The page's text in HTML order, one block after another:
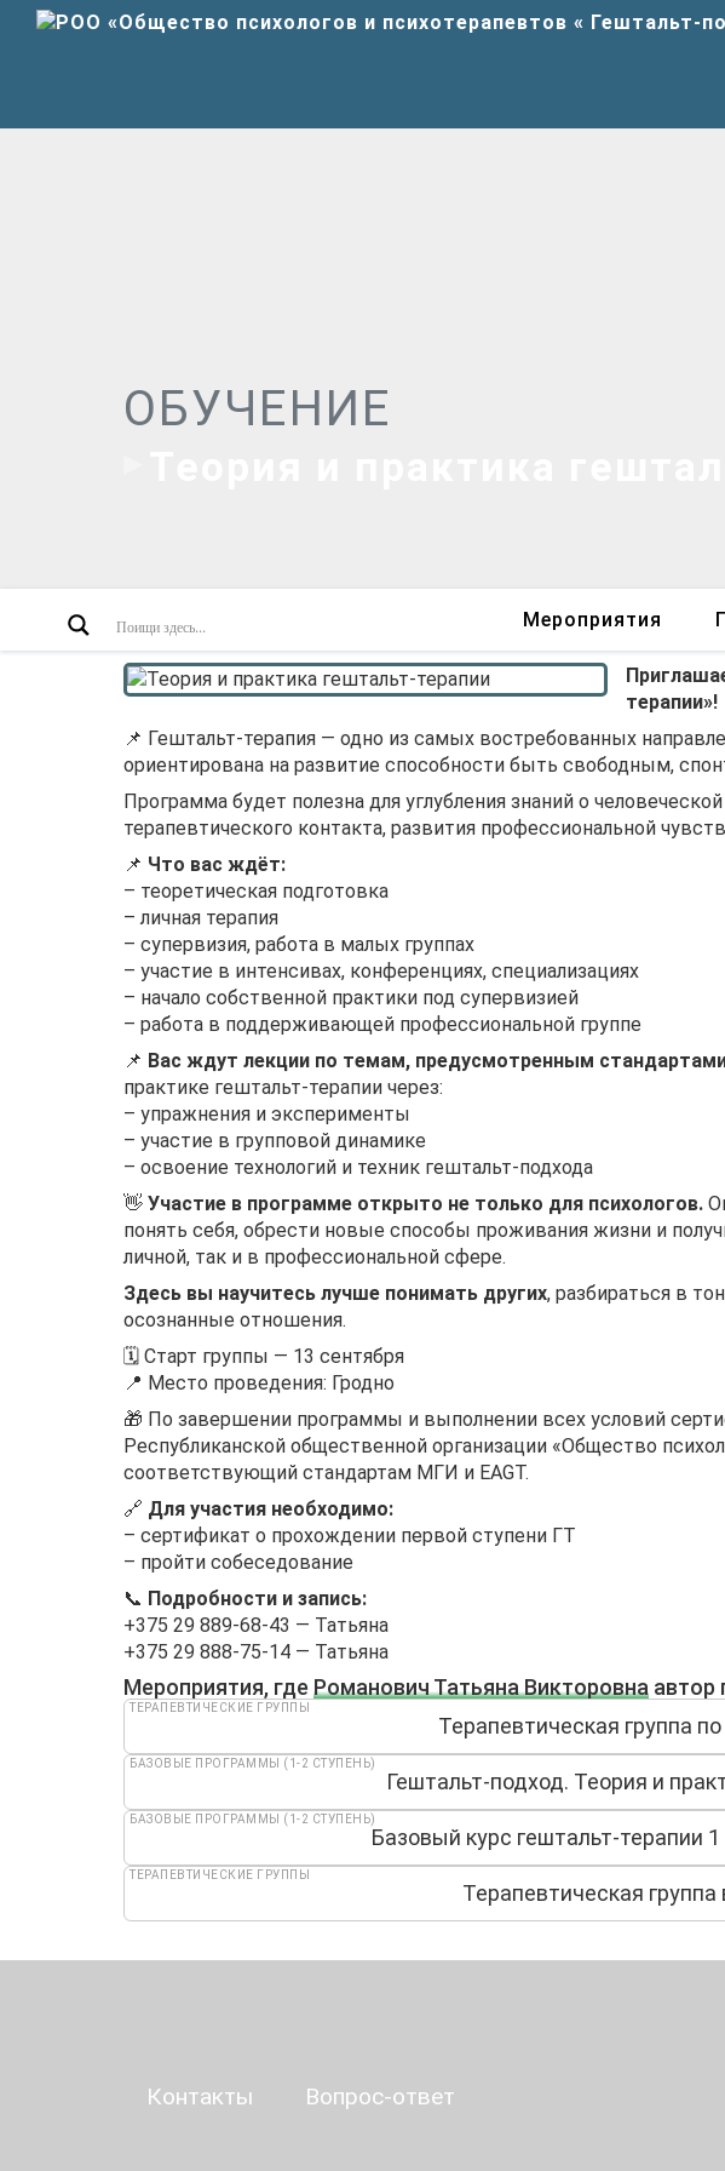
ОБУЧЕНИЕ
Мероприятия
терапии»!
📌 Гештальт-терапия — одно из самых востребованных
ориентирована на развитие способности быть свободным,
Программа будет полезна для углубления знаний о
терапевтического контакта, развития профессиональной
📌 Что вас ждёт:
– теоретическая подготовка
– личная терапия
– супервизия, работа в малых группах
– участие в интенсивах, конференциях, специализациях
– начало собственной практики под супервизией
– работа в поддерживающей профессиональной группе
📌 Вас ждут лекции по темам, предусмотренным
практике гештальт-терапии через:
– упражнения и эксперименты
– участие в групповой динамике
– освоение технологий и техник гештальт-подхода
👋 Участие в программе открыто не только для психологов.
понять себя, обрести новые способы проживания жизни и
личной, так и в профессиональной сфере.
Здесь вы научитесь лучше понимать других, разбираться в
осознанные отношения.
🗓 Старт группы — 13 сентября
📍 Место проведения: Гродно
🎁 По завершении программы и выполнении всех условий
Республиканской общественной организации «Общество
соответствующий стандартам МГИ и EAGT.
🔗 Для участия необходимо:
– сертификат о прохождении первой ступени ГТ
– пройти собеседование
📞 Подробности и запись:
+375 29 889-68-43 — Татьяна
+375 29 888-75-14 — Татьяна
Мероприятия, где Романович Татьяна Викторовна автор
Терапевтическая группа
ТЕРАПЕВТИЧЕСКИЕ ГРУППЫ
Гештальт-подход. Теория и
БАЗОВЫЕ ПРОГРАММЫ (1-2 СТУПЕНЬ)
Базовый курс гештальт-терапии
БАЗОВЫЕ ПРОГРАММЫ (1-2 СТУПЕНЬ)
Терапевтическая группа
ТЕРАПЕВТИЧЕСКИЕ ГРУППЫ
Контакты Вопрос-ответ